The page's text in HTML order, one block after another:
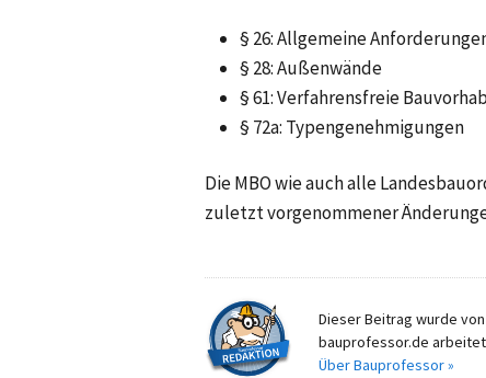
§ 26: Allgemeine
§ 28: Außenwände
§ 61: Verfahrensfreie
§ 72a: Typengenehmigungen
Die MBO wie auch alle
zuletzt vorgenommener
Dieser Beitrag wurde
bauprofessor.de
Über Bauprofessor »